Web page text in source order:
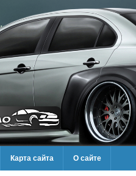
Карта сайта О сайте